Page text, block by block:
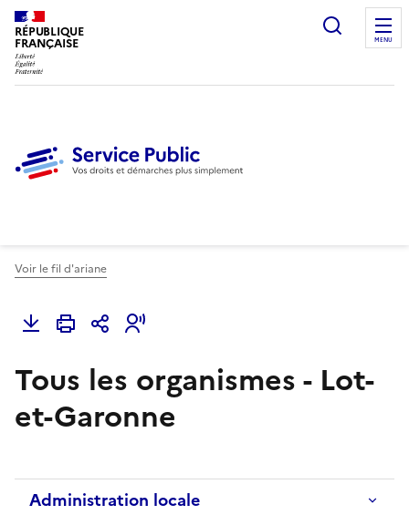
RÉPUBLIQUE
FRANÇAISE
Ouvrir
MENU
Voir le fil d'ariane
Tous les organismes - Lot-
et-Garonne
Administration locale